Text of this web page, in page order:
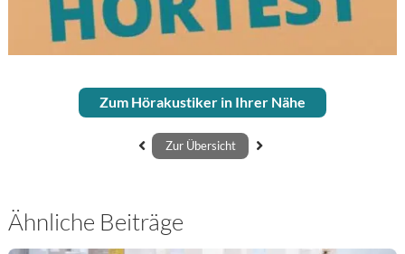
Hier finden Sie Ihren Experten
Zum Hörakustiker in Ihrer Nähe
Zur Übersicht
Ähnliche Beiträge